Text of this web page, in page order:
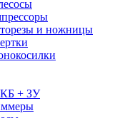
и ножницы
+ ЗУ